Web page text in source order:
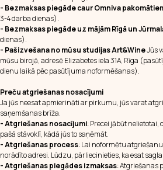
- Bezmaksas piegāde caur Omniva
3-4 darba dienas).
- Bezmaksas piegāde uz mājām Rīgā un
dienas).
- Pašizvešana no mūsu studijas Art&WineJūs
mūsu birojā, adresē Elizabetes iela 31A, Rīga
dienu laikā pēc pasūtījuma noformēšanas).
Preču atgriešanas nosacījumi
Ja jūs neesat apmierināti ar pirkumu, jūs varat
saņemšanas brīža.
- Atgriešanas nosacījumi: Precei jābūt
pašā stāvoklī, kādā jūs to saņēmāt.
- Atgriešanas process: Lai noformētu
norādīto adresi. Lūdzu, pārliecinieties, ka esat
- Atgriešanas piegādes izmaksas: Atgriešanas